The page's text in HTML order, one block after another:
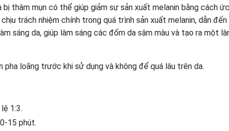
thâm mụn có thể giúp giảm sự sản xuất melanin bằng cách
trách nhiệm chính trong quá trình sản xuất melanin, dẫn
sáng da, giúp làm sáng các đốm da sậm màu và tạo ra một
pha loãng trước khi sử dụng và không để quá lâu trên da.
1:3.
15 phút.